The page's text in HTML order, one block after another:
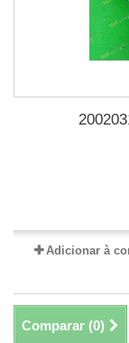
Adicionar à
Comparar (0)